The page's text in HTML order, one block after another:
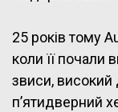
25 років тому
коли її почали
звиси, високий
п’ятидверний